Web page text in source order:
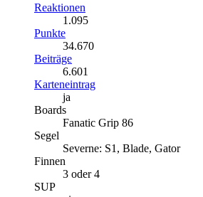
Reaktionen
1.095
Punkte
34.670
Beiträge
6.601
Karteneintrag
ja
Boards
Fanatic Grip 86
Segel
Severne: S1, Blade, Gator
Finnen
3 oder 4
SUP